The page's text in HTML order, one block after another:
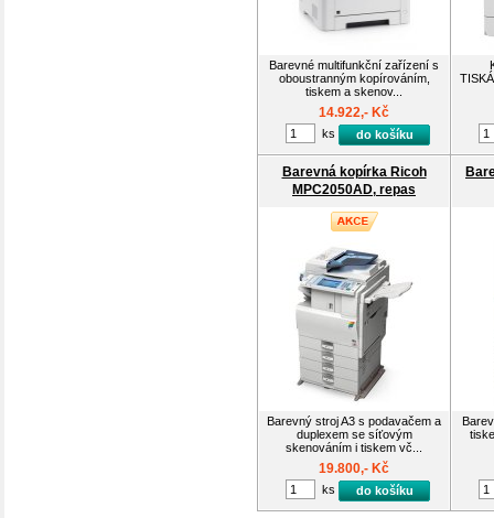
Barevné multifunkční zařízení s
oboustranným kopírováním,
tiskem a skenov...
14.922,- Kč
ks do košíku
Barevná kopírka Ricoh
MPC2050AD, repas
Barevný stroj A3 s podavačem a
duplexem se síťovým
skenováním i tiskem vč...
19.800,- Kč
ks do košíku